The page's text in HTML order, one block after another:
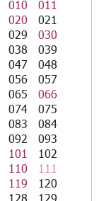
010
011
020
021
029
030
038
039
047
048
056
057
065
066
074
075
083
084
092
093
101
102
110
111
119
120
128
129